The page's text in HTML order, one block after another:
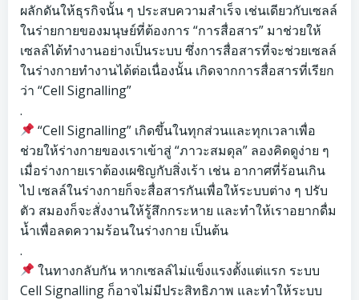
ผลักดันให้ธุรกิจนั้น ๆ ประสบความสำเร็จ เช่นเดียวกับเซลล์
ในร่ายกายของมนุษย์ที่ต้องการ “การสื่อสาร” มาช่วยให้
เซลล์ได้ทำงานอย่างเป็นระบบ ซึ่งการสื่อสารที่จะช่วยเซลล์
ในร่างกายทำงานได้ต่อเนื่องนั้น เกิดจากการสื่อสารที่เรียก
ว่า “Cell Signalling”
.
“Cell Signalling” เกิดขึ้นในทุกส่วนและทุกเวลาเพื่อ
ช่วยให้ร่างกายของเราเข้าสู่ “ภาวะสมดุล” ลองคิดดูง่าย ๆ
เมื่อร่างกายเราต้องเผชิญกับสิ่งเร้า เช่น อากาศที่ร้อนเกิน
ไป เซลล์ในร่างกายก็จะสื่อสารกันเพื่อให้ระบบต่าง ๆ ปรับ
ตัว สมองก็จะสั่งงานให้รู้สึกกระหาย และทำให้เราอยากดื่ม
น้ำเพื่อลดความร้อนในร่างกาย เป็นต้น
.
ในทางกลับกัน หากเซลล์ไม่แข็งแรงตั้งแต่แรก ระบบ
Cell Signalling ก็อาจไม่มีประสิทธิภาพ และทำให้ระบบ